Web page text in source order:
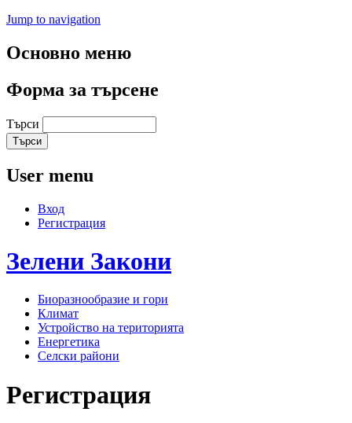
Jump to navigation
Основно меню
Форма за търсене
Търси
User menu
Вход
Регистрация
Зелени Закони
Биоразнообразие и гори
Климат
Устройство на територията
Енергетика
Селски райони
Регистрация